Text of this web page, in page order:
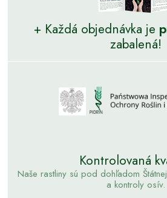
+ Každá objednávka je
zabalená!
Kontrolovaná
Naše rastliny sú pod dohľadom
a kontroly osív.